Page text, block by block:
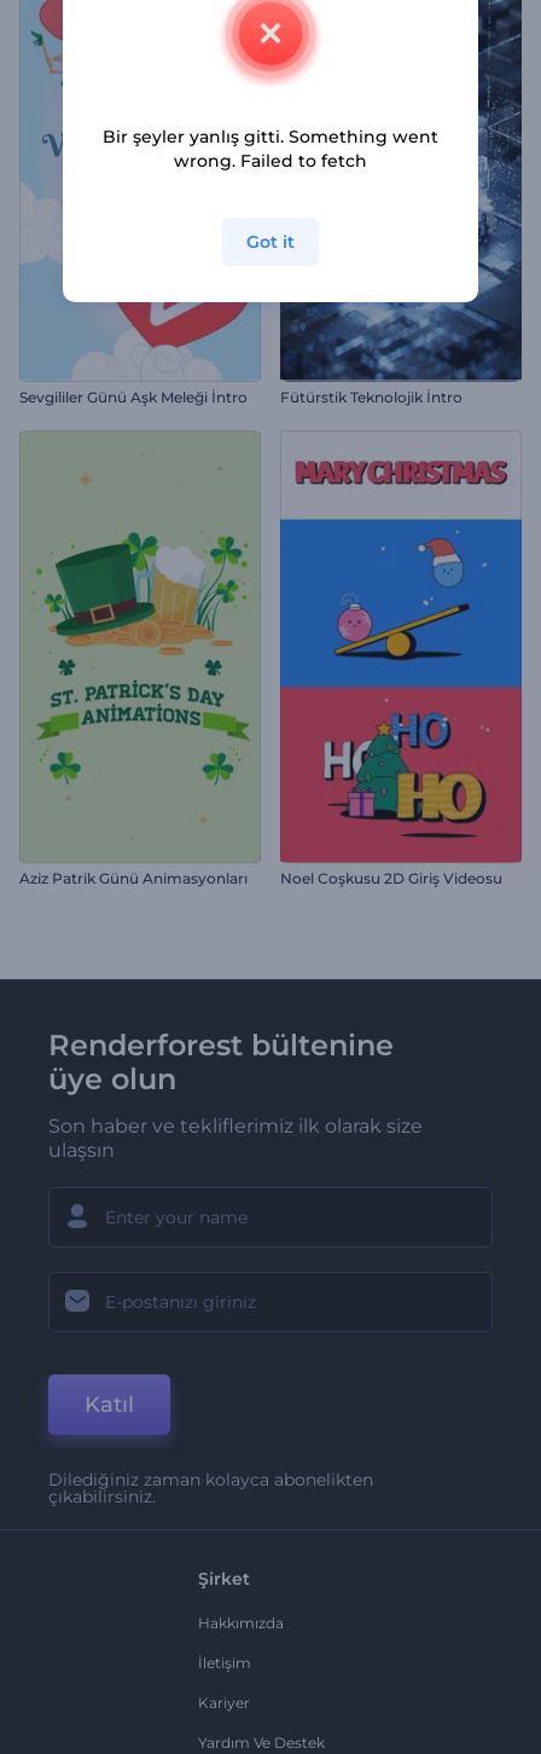
Sevgililer Günü Aşk Meleği İntro Fütürstik Teknolojik İntro
Aziz Patrik Günü Animasyonları Noel Coşkusu 2D Giriş Videosu
Renderforest bültenine
üye olun
Son haber ve tekliflerimiz ilk olarak size
ulaşsın
Katıl
Dilediğiniz zaman kolayca abonelikten
çıkabilirsiniz.
Şirket
Hakkımızda
İletişim
Kariyer
Yardım Ve Destek
Bir şeyler yanlış gitti. Something went
wrong. Failed to fetch
Got it